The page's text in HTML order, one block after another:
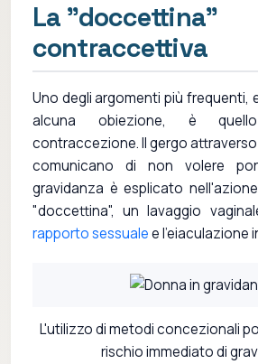
La "doccettina"
contraccettiva
Uno degli argomenti più frequenti,
alcuna obiezione, è
contraccezione. Il gergo attraverso
comunicano di non volere
gravidanza è esplicato
"doccettina", un lavaggio
rapporto sessualee l'eiaculazione
L'utilizzo di metodi concezionali
rischio immediato di